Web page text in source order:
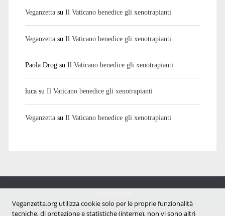
Veganzettasu Il Vaticano benedice gli xenotrapianti
Veganzettasu Il Vaticano benedice gli xenotrapianti
Paola Drogsu Il Vaticano benedice gli xenotrapianti
lucasu Il Vaticano benedice gli xenotrapianti
Veganzettasu Il Vaticano benedice gli xenotrapianti
Notizie dal mondo vegan e antispecista
Veganzetta.org utilizza cookie solo per le proprie funzionalità
tecniche, di protezione e statistiche (interne), non vi sono altri